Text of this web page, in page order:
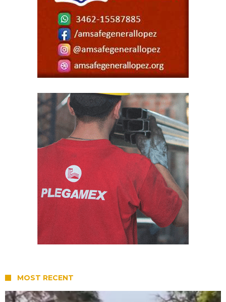
MOST RECENT